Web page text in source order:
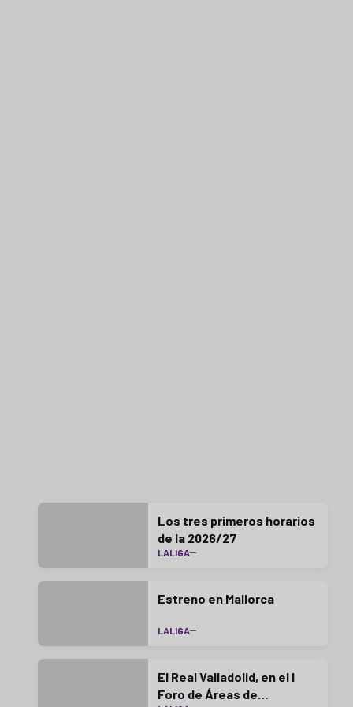
Los tres primeros horarios
de la 2026/27
LALIGA
Estreno en Mallorca
LALIGA
El Real Valladolid, en el I
Foro de Áreas de